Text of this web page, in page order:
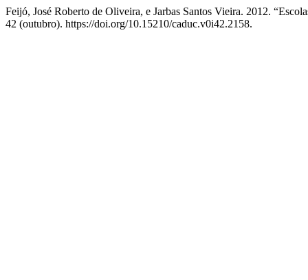
Feijó, José Roberto de Oliveira, e Jarbas Santos Vieira. 2012.
42 (outubro). https://doi.org/10.15210/caduc.v0i42.2158.